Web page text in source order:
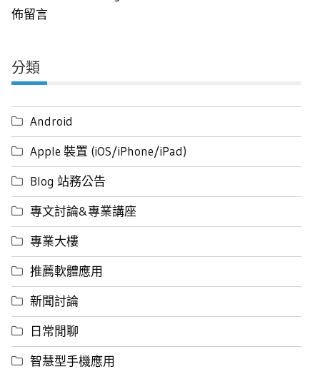
佈留言
分類
Android
Apple 裝置 (iOS/iPhone/iPad)
Blog 站務公告
專文討論&專業講座
專業大樓
推薦軟體應用
新聞討論
日常閒聊
智慧型手機應用